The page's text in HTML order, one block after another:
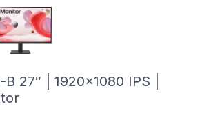
27″ | 1920×1080 IPS |